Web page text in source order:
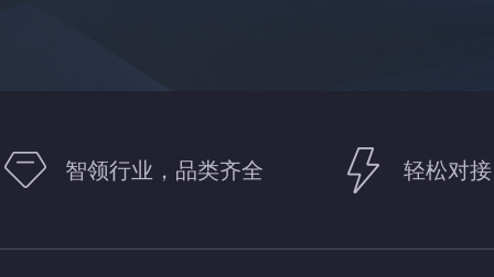
智领行业，品类齐全 轻松对